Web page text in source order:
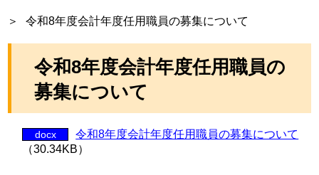
令和8年度会計年度任用職員の募集について
令和8年度会計年度任用職員の
募集について
docx
令和8年度会計年度任用職員の募集について
（30.34KB）